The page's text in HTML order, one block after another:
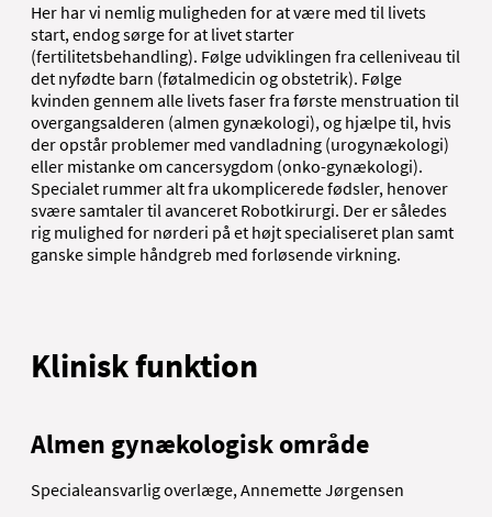
Her har vi nemlig muligheden for at være med til livets
start, endog sørge for at livet starter
(fertilitetsbehandling). Følge udviklingen fra celleniveau til
det nyfødte barn (føtalmedicin og obstetrik). Følge
kvinden gennem alle livets faser fra første menstruation til
overgangsalderen (almen gynækologi), og hjælpe til, hvis
der opstår problemer med vandladning (urogynækologi)
eller mistanke om cancersygdom (onko-gynækologi).
Specialet rummer alt fra ukomplicerede fødsler, henover
svære samtaler til avanceret Robotkirurgi. Der er således
rig mulighed for nørderi på et højt specialiseret plan samt
ganske simple håndgreb med forløsende virkning.
Klinisk funktion
Almen gynækologisk område
Specialeansvarlig overlæge, Annemette Jørgensen